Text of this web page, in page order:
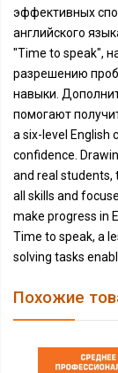
эффективных
английского
"Time to speak",
разрешению
навыки.
помогают
a six-level English
confidence.
and real students,
all skills and
make progress in
Time to speak, a
solving tasks
Похожие